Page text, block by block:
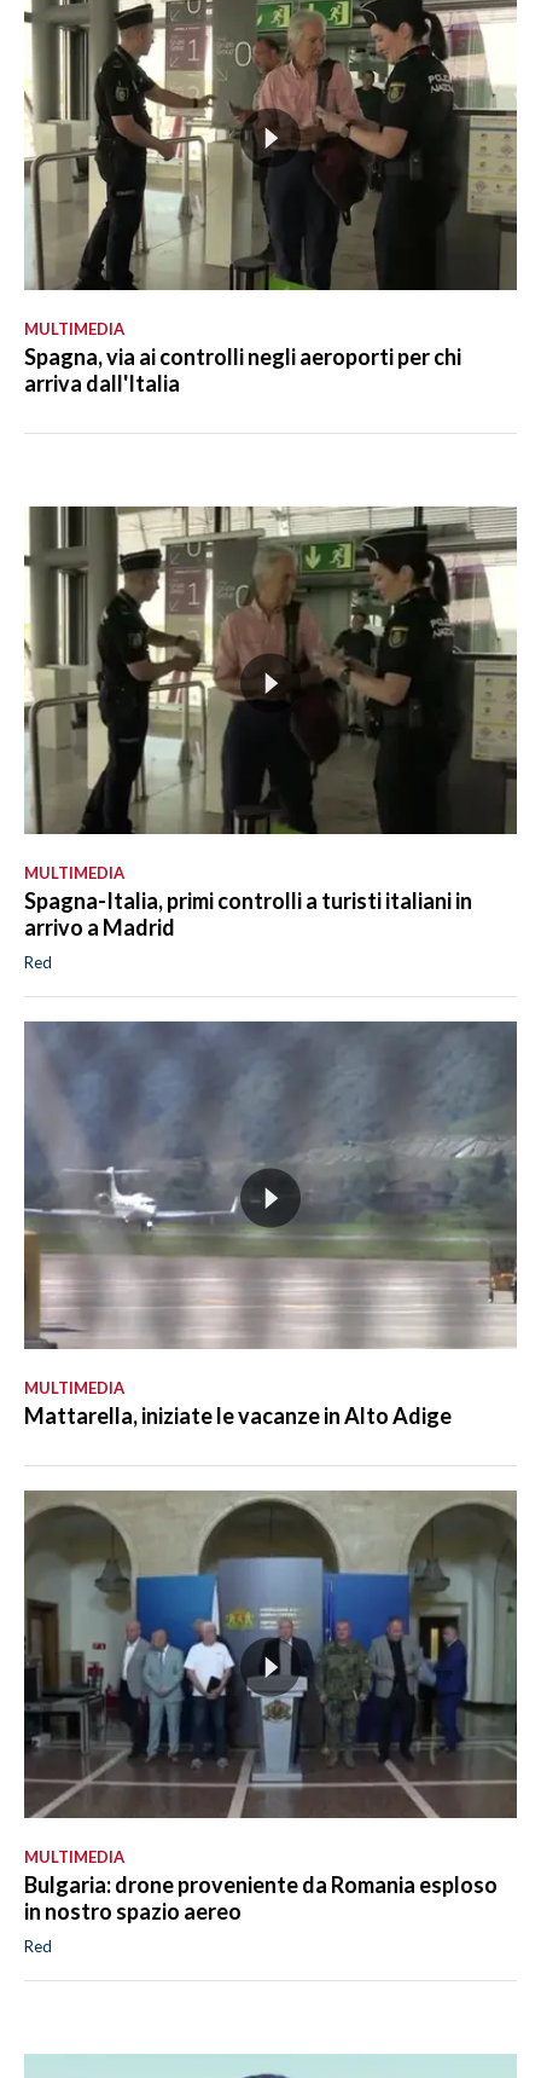
MULTIMEDIA
Spagna, via ai controlli negli aeroporti per chi
arriva dall'Italia
MULTIMEDIA
Spagna-Italia, primi controlli a turisti italiani in
arrivo a Madrid
Red
MULTIMEDIA
Mattarella, iniziate le vacanze in Alto Adige
MULTIMEDIA
Bulgaria: drone proveniente da Romania esploso
in nostro spazio aereo
Red